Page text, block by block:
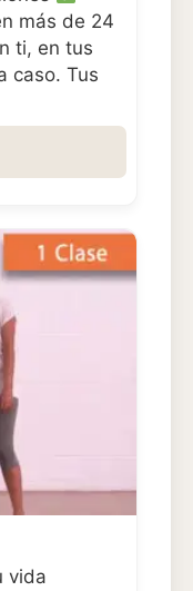
más de 24
ti, en tus
caso. Tus
vida